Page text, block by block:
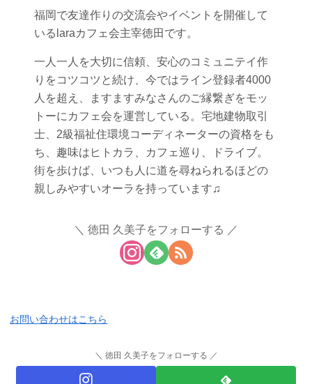
福岡で友達作りの交流会やイベントを開催して
いるlaraカフェ会主宰徳田です。
一人一人を大切に信頼、安心のコミュニテイ作
りをコツコツと続け、今ではライン登録者4000
人を超え、ますますみなさんのご縁繋ぎをモッ
トーにカフェ会を運営している。宅地建物取引
士、2級福祉住環境コーディネーターの資格をも
ち、趣味はヒトカラ、カフェ巡り、ドライブ。
街を歩けば、いつも人に道を尋ねられるほどの
親しみやすいオーラを持っています♫
徳田 久美子をフォローする
お問い合わせはこちら
徳田 久美子をフォローする